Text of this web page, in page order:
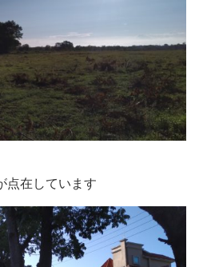
点在しています